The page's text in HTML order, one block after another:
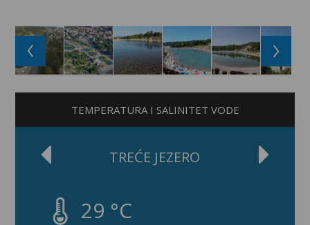
TEMPERATURA I SALINITET VODE
TREĆE JEZERO
29 °C